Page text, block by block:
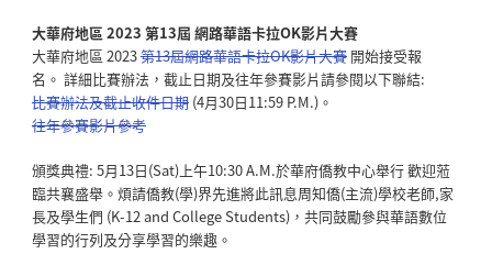
大華府地區 2023 第13屆 網路華語卡拉OK影片大賽
大華府地區 2023第13屆網路華語卡拉OK影片大賽 開始接受報
名。 詳細比賽辦法， 截止日期及往年參賽影片請參閱以下聯結:
比賽辦法及截止收件日期(4月30日11:59 P.M.)。
往年參賽影片參考
頒獎典禮: 5月13日(Sat)上午10:30 A.M.於華府僑教中心舉行 歡迎蒞
臨共襄盛舉。煩請僑教(學)界先進將此訊息周知僑(主流)學校老師,家
長及學生們 (K-12 and College Students)， 共同鼓勵參與華語數位
學習的行列及分享學習的樂趣。